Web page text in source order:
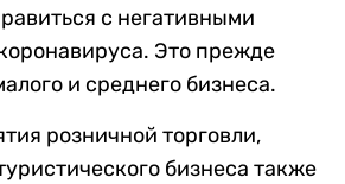
с негативными
Это прежде
и среднего бизнеса.
розничной торговли,
бизнеса также